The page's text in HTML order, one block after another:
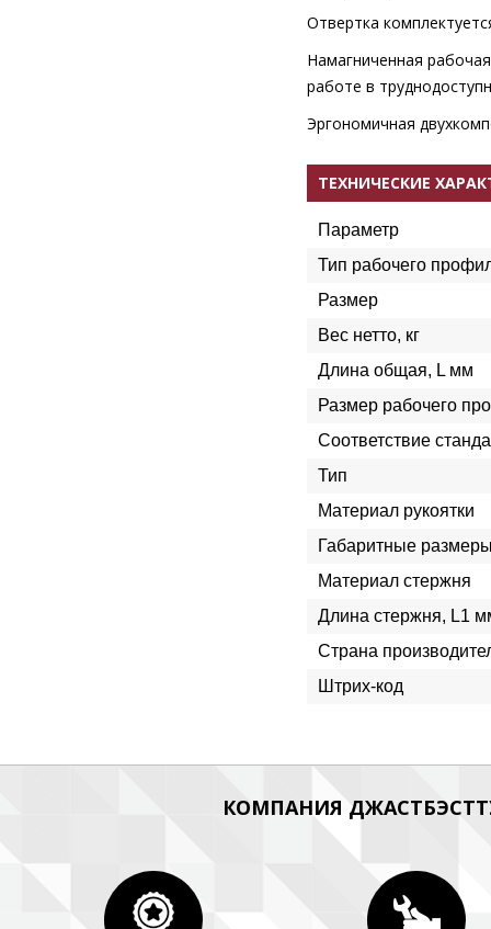
Отвертка
Намагниченная
работе в
Эргономичная
ТЕХНИЧЕСКИЕ
Параметр
Тип рабочего
Размер
Вес нетто, кг
Длина общая, L мм
Размер рабочего
Соответствие
Тип
Материал рукоятки
Габаритные
Материал стержня
Длина стержня, L1
Страна
Штрих-код
КОМПАНИЯ